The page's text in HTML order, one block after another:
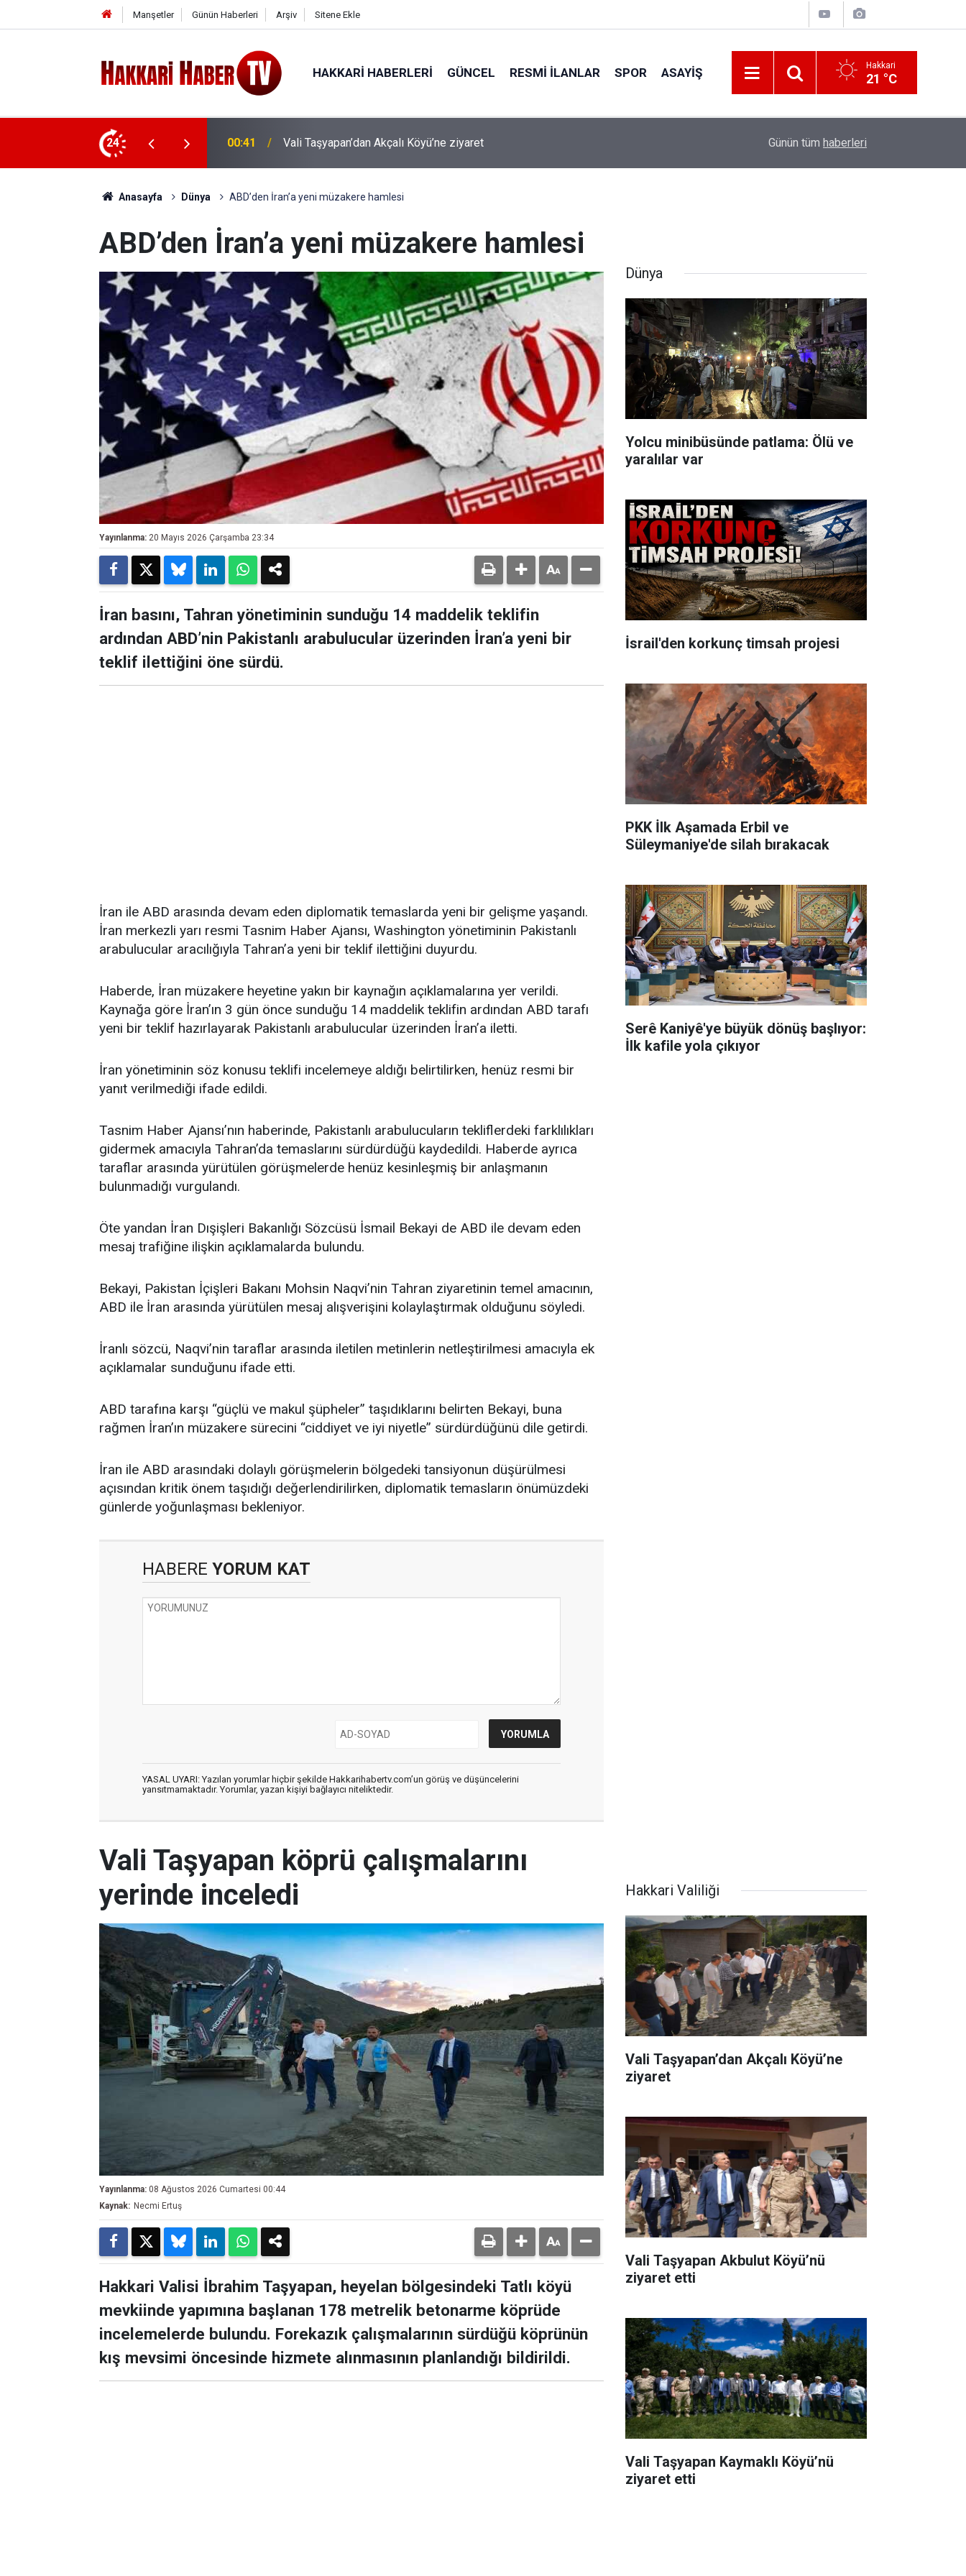
Manşetler Günün Haberleri Arşiv Sitene Ekle
HAKKARI HABERLERI GÜNCEL RESMI İLANLAR SPOR ASAYIŞ Hakkari
21 °C
24 00:37 Vali Taşyapan Akbulut Köyü’nü ziyaret etti Vali Taşyapan Kaymaklı Köyü’nü ziyaret etti
Günün tüm haberleri
Anasayfa Dünya ABD’den İran’a yeni müzakere hamlesi
ABD’den İran’a yeni müzakere hamlesi
Yayınlanma: 20 Mayıs 2026 Çarşamba 23:34
İran basını, Tahran yönetiminin sunduğu 14 maddelik teklifin
ardından ABD’nin Pakistanlı arabulucular üzerinden İran’a yeni bir
teklif ilettiğini öne sürdü.
İran ile ABD arasında devam eden diplomatik temaslarda yeni bir gelişme yaşandı.
İran merkezli yarı resmi Tasnim Haber Ajansı, Washington yönetiminin Pakistanlı
arabulucular aracılığıyla Tahran’a yeni bir teklif ilettiğini duyurdu.
Haberde, İran müzakere heyetine yakın bir kaynağın açıklamalarına yer verildi.
Kaynağa göre İran’ın 3 gün önce sunduğu 14 maddelik teklifin ardından ABD tarafı
yeni bir teklif hazırlayarak Pakistanlı arabulucular üzerinden İran’a iletti.
İran yönetiminin söz konusu teklifi incelemeye aldığı belirtilirken, henüz resmi bir
yanıt verilmediği ifade edildi.
Tasnim Haber Ajansı’nın haberinde, Pakistanlı arabulucuların tekliflerdeki farklılıkları
gidermek amacıyla Tahran’da temaslarını sürdürdüğü kaydedildi. Haberde ayrıca
taraflar arasında yürütülen görüşmelerde henüz kesinleşmiş bir anlaşmanın
bulunmadığı vurgulandı.
Öte yandan İran Dışişleri Bakanlığı Sözcüsü İsmail Bekayi de ABD ile devam eden
mesaj trafiğine ilişkin açıklamalarda bulundu.
Bekayi, Pakistan İçişleri Bakanı Mohsin Naqvi’nin Tahran ziyaretinin temel amacının,
ABD ile İran arasında yürütülen mesaj alışverişini kolaylaştırmak olduğunu söyledi.
İranlı sözcü, Naqvi’nin taraflar arasında iletilen metinlerin netleştirilmesi amacıyla ek
açıklamalar sunduğunu ifade etti.
ABD tarafına karşı “güçlü ve makul şüpheler” taşıdıklarını belirten Bekayi, buna
rağmen İran’ın müzakere sürecini “ciddiyet ve iyi niyetle” sürdürdüğünü dile getirdi.
İran ile ABD arasındaki dolaylı görüşmelerin bölgedeki tansiyonun düşürülmesi
açısından kritik önem taşıdığı değerlendirilirken, diplomatik temasların önümüzdeki
günlerde yoğunlaşması bekleniyor.
HABERE YORUM KAT
YASAL UYARI: Yazılan yorumlar hiçbir şekilde Hakkarihabertv.com’un görüş ve düşüncelerini
yansıtmamaktadır. Yorumlar, yazan kişiyi bağlayıcı niteliktedir.
Dünya
Yolcu minibüsünde patlama: Ölü ve
yaralılar var
İsrail'den korkunç timsah projesi
PKK İlk Aşamada Erbil ve
Süleymaniye'de silah bırakacak
Serê Kaniyê'ye büyük dönüş başlıyor:
İlk kafile yola çıkıyor
Vali Taşyapan köprü çalışmalarını
yerinde inceledi
Yayınlanma: 08 Ağustos 2026 Cumartesi 00:44
Kaynak: Necmi Ertuş
Hakkari Valisi İbrahim Taşyapan, heyelan bölgesindeki Tatlı köyü
mevkiinde yapımına başlanan 178 metrelik betonarme köprüde
incelemelerde bulundu. Forekazık çalışmalarının sürdüğü köprünün
kış mevsimi öncesinde hizmete alınmasının planlandığı bildirildi.
Hakkari Valiliği
Vali Taşyapan’dan Akçalı Köyü’ne
ziyaret
Vali Taşyapan Akbulut Köyü’nü
ziyaret etti
Vali Taşyapan Kaymaklı Köyü’nü
ziyaret etti